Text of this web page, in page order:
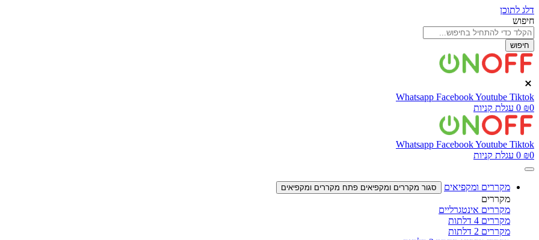
דלג לתוכן
חיפוש
חיפוש
Whatsapp FacebookYoutube Tiktok
₪0
0 עגלת קניות
Whatsapp FacebookYoutube Tiktok
₪0
0 עגלת קניות
מקררים ומקפיאים סגור מקררים ומקפיאים פתח מקררים ומקפיאים
מקררים
מקררים אינטגרליים
מקררים 4 דלתות
מקררים 2 דלתות